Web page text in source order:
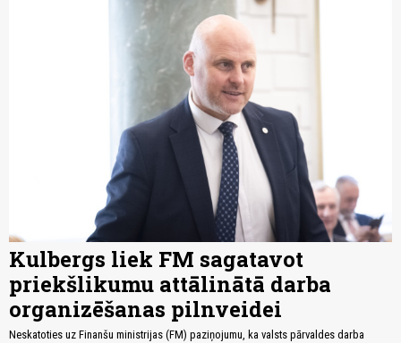
Kulbergs liek FM sagatavot
priekšlikumu attālinātā darba
organizēšanas pilnveidei
Neskatoties uz Finanšu ministrijas (FM) paziņojumu, ka valsts pārvaldes darba